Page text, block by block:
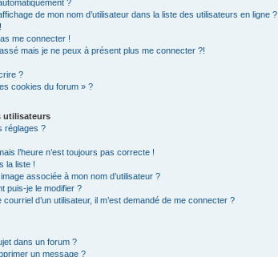
?
de mon nom d’utilisateur dans la liste des utilisateurs en ligne ?
me connecter !
mais je ne peux à présent plus me connecter ?!
?
cookies du forum » ?
utilisateurs
réglages ?
l’heure n’est toujours pas correcte !
la liste !
associée à mon nom d’utilisateur ?
puis-je le modifier ?
d’un utilisateur, il m’est demandé de me connecter ?
dans un forum ?
un message ?